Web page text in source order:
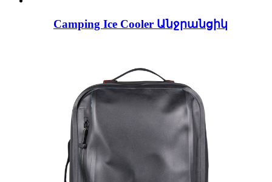
Camping Ice Cooler Անջրանցիկ